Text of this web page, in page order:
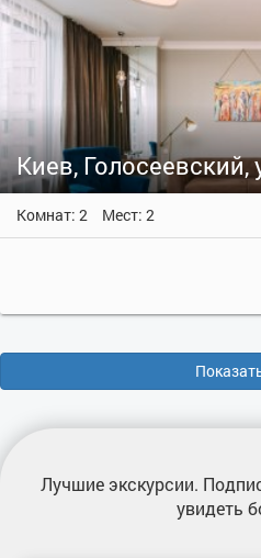
Киев,
Комнат: 2 Мест: 2
Лучшие экскурсии.
увидеть